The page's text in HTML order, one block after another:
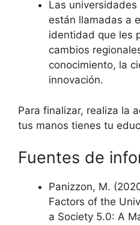
Las
están llamadas a
identidad que les
cambios
conocimiento, la
innovación.
Para finalizar, realiza la
tus manos tienes tu
Fuentes de
Panizzon, M.
Factors of the
a Society 5.0: A